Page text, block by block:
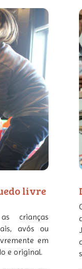
livre
crianças
avós ou
em
e original.